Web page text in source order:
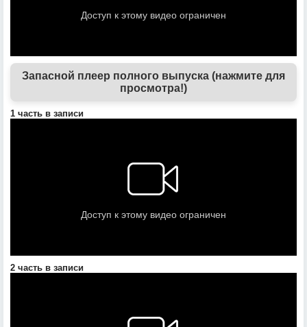
Запасной плеер полного выпуска (нажмите для
просмотра!)
1 часть в записи
2 часть в записи